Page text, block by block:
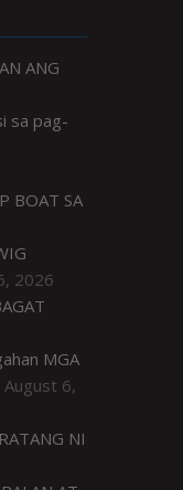
ANG
sa pag-
BOAT SA
2026
MGA
August 6,
NI